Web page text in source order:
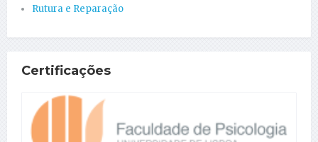
Rutura e Reparação
Certificações